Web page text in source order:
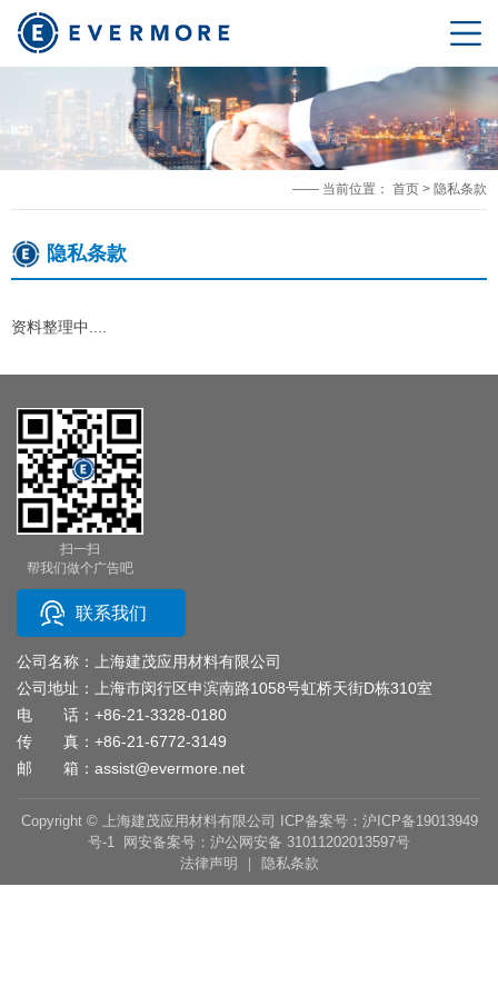
—— 当前位置： 首页 > 隐私条款
隐私条款
资料整理中....
扫一扫
帮我们做个广告吧
联系我们
公司名称：上海建茂应用材料有限公司
公司地址：上海市闵行区申滨南路1058号虹桥天街D栋310室
电 话： +86-21-3328-0180
传 真：+86-21-6772-3149
邮 箱： assist@evermore.net
Copyright © 上海建茂应用材料有限公司 ICP备案号：沪ICP备19013949
号-1 网安备案号：沪公网安备 31011202013597号
法律声明
隐私条款